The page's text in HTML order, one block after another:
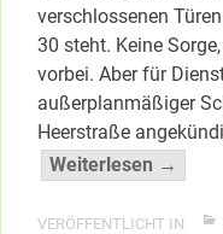
verschlossenen
30 steht. Keine
vorbei. Aber für
außerplanmäßiger
Heerstraße
Weiterlesen →
Tag
VERÖFFENTLICHT IN